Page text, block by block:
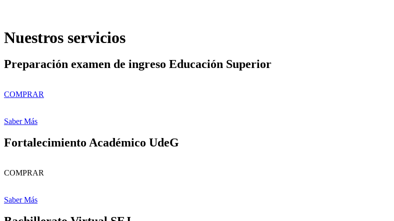
Nuestros servicios
Preparación examen de ingreso Educación Superior
COMPRAR
Saber Más
Fortalecimiento Académico UdeG
COMPRAR
Saber Más